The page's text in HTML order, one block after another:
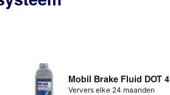
Mobil Brake Fluid DOT 4
Ververs elke 24 maanden